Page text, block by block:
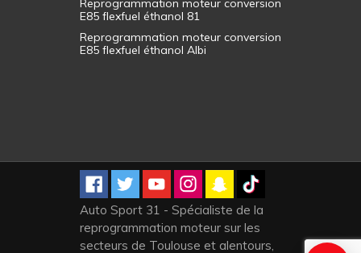
Reprogrammation moteur conversion
E85 flexfuel éthanol 34
Reprogrammation moteur conversion
E85 flexfuel éthanol 81
Auto Sport 31 - Spécialiste de la